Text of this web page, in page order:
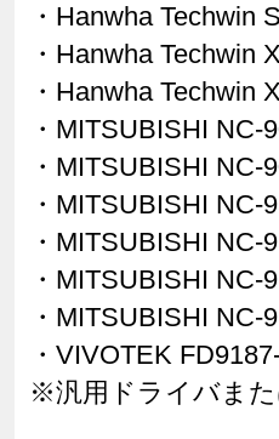
・Hanwha Techwin
・Hanwha Techwin
・Hanwha Techwin
・MITSUBISHI
・MITSUBISHI
・MITSUBISHI
・MITSUBISHI
・MITSUBISHI
・MITSUBISHI
・VIVOTEK
※汎用ドライバま